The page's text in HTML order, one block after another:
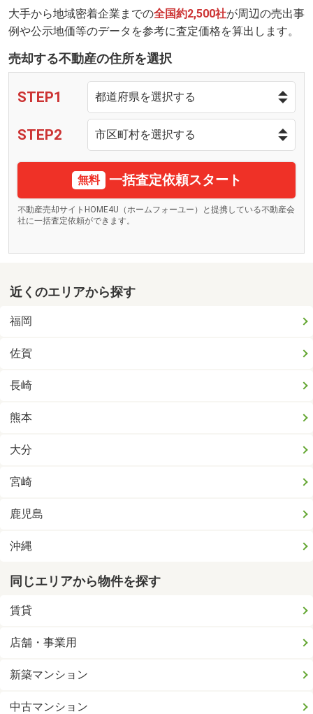
大手から地域密着企業までの全国約2,500社が周辺の売出事
例や公示地価等のデータを参考に査定価格を算出します。
売却する不動産の住所を選択
STEP1
STEP2
無料 一括査定依頼スタート
不動産売却サイトHOME4U（ホームフォーユー）と提携している不動産会
社に一括査定依頼ができます。
近くのエリアから探す
福岡
佐賀
長崎
熊本
大分
宮崎
鹿児島
沖縄
同じエリアから物件を探す
賃貸
店舗・事業用
新築マンション
中古マンション